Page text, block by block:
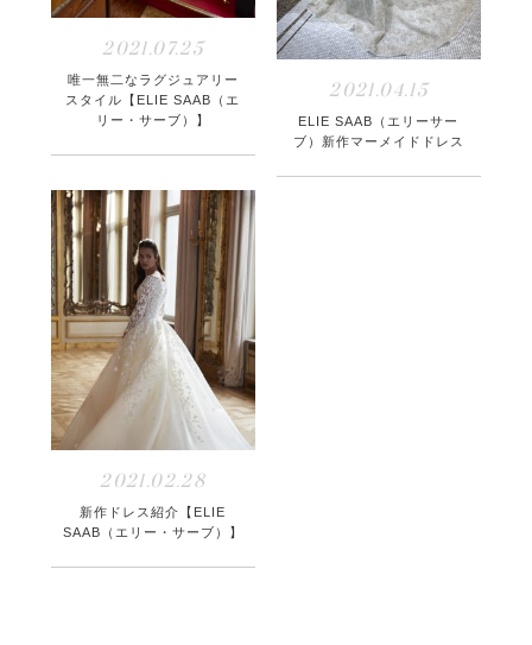
2021.07.25
唯一無二なラグジュアリー
スタイル【ELIE SAAB（エ
リー・サーブ）】
2021.04.15
ELIE SAAB（エリーサー
ブ）新作マーメイドドレス
2021.02.28
新作ドレス紹介【ELIE
SAAB（エリー・サーブ）】